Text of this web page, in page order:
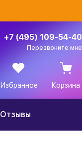
+7 (495) 109-54-40
Перезвоните мне
Избранное Корзина
Отзывы